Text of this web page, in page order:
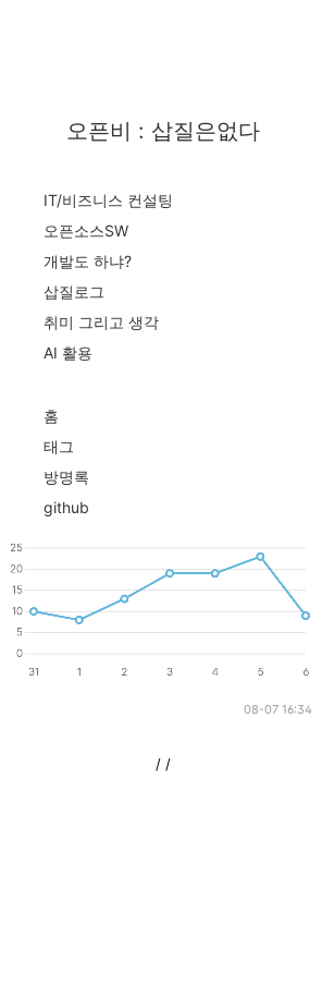
오픈비 : 삽질은없다
IT/비즈니스 컨설팅
오픈소스SW
개발도 하냐?
삽질로그
취미 그리고 생각
AI 활용
홈
태그
방명록
github
08-07 16:34
/ /